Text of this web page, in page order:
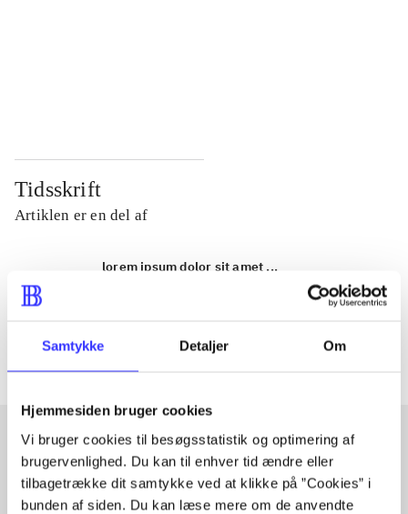
Samtykke Detaljer Om
Hjemmesiden bruger cookies
Vi bruger cookies til besøgsstatistik og optimering af
brugervenlighed. Du kan til enhver tid ændre eller
tilbagetrække dit samtykke ved at klikke på ”Cookies” i
bunden af siden. Du kan læse mere om de anvendte
Tidsskrift
Artiklen er en del af
lorem ipsum dolor sit amet ...
Artikler med samme emner
Fra